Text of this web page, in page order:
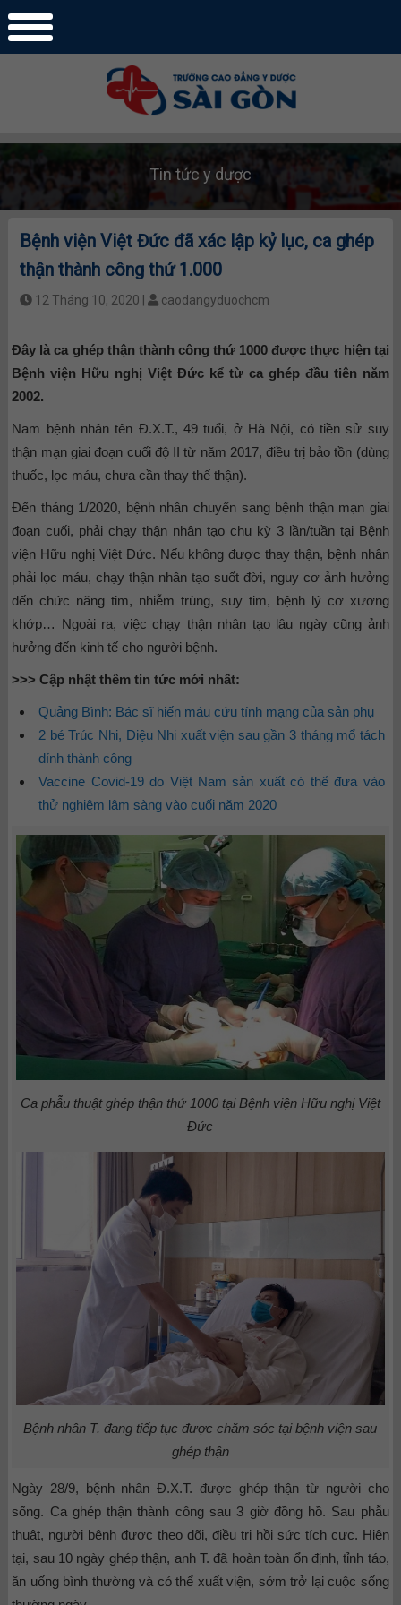
Tin tức y dược
Bệnh viện Việt Đức đã xác lập kỷ lục, ca ghép
thận thành công thứ 1.000
12 Tháng 10, 2020 | caodangyduochcm
Đây là ca ghép thận thành công thứ 1000 được thực hiện tại
Bệnh viện Hữu nghị Việt Đức kể từ ca ghép đầu tiên năm
2002.
Nam bệnh nhân tên Đ.X.T., 49 tuổi, ở Hà Nội, có tiền sử suy
thận mạn giai đoạn cuối độ II từ năm 2017, điều trị bảo tồn (dùng
thuốc, lọc máu, chưa cần thay thế thận).
Đến tháng 1/2020, bệnh nhân chuyển sang bệnh thận mạn giai
đoạn cuối, phải chạy thận nhân tạo chu kỳ 3 lần/tuần tại Bệnh
viện Hữu nghị Việt Đức. Nếu không được thay thận, bệnh nhân
phải lọc máu, chạy thận nhân tạo suốt đời, nguy cơ ảnh hưởng
đến chức năng tim, nhiễm trùng, suy tim, bệnh lý cơ xương
khớp… Ngoài ra, việc chạy thận nhân tạo lâu ngày cũng ảnh
hưởng đến kinh tế cho người bệnh.
>>> Cập nhật thêm tin tức mới nhất:
Quảng Bình: Bác sĩ hiến máu cứu tính mạng của sản phụ
2 bé Trúc Nhi, Diệu Nhi xuất viện sau gần 3 tháng mổ tách
dính thành công
Vaccine Covid-19 do Việt Nam sản xuất có thể đưa vào
thử nghiệm lâm sàng vào cuối năm 2020
Ca phẫu thuật ghép thận thứ 1000 tại Bệnh viện Hữu nghị Việt
Đức
Bệnh nhân T. đang tiếp tục được chăm sóc tại bệnh viện sau
ghép thận
Ngày 28/9, bệnh nhân Đ.X.T. được ghép thận từ người cho
sống. Ca ghép thận thành công sau 3 giờ đồng hồ. Sau phẫu
thuật, người bệnh được theo dõi, điều trị hồi sức tích cực. Hiện
tại, sau 10 ngày ghép thận, anh T. đã hoàn toàn ổn định, tỉnh táo,
ăn uống bình thường và có thể xuất viện, sớm trở lại cuộc sống